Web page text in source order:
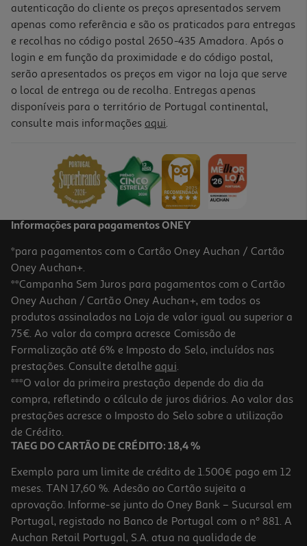
4.0
Smartphone Samsung Galaxy A16 128gb Cinzento
149,99 €
5.0
Smartphone Xiaomi Redmi 15c (6.9'' 4/256gb Blue)
149.99 €/un
149,99 €
autenticação do cliente os preços apresentados servem
apenas como referência e são os praticados para entregas
e recolhas no código postal 2650-435 Amadora. Após o
login e em função da proximidade e do código postal,
serão apresentados os preços em vigor na loja que serve
o local de entrega ou de recolha. Entregas apenas
disponíveis para o território de Portugal continental,
consulte mais informações aqui.
Informações para pagamentos ONEY
*para pagamentos com o Cartão Oney Auchan / Cartão
Oney Auchan+.
**Campanha Sem Juros para pagamentos com o Cartão
Oney Auchan / Cartão Oney Auchan+, em todos os
produtos assinalados na Loja de valor igual ou superior a
75€. Ao valor da compra acresce Comissão de
Formalização até 6% e Imposto do Selo, incluídos nas
prestações. Consulte detalhe aqui.
***O valor da primeira prestação depende do dia da
compra, refletindo o cálculo de juros diários. Ao valor das
prestações acresce o Imposto do Selo sobre a utilização
de Crédito.
TAEG DO CARTÃO DE CRÉDITO: 18,4 %
Exemplo para um limite de crédito de 1.500€ pago em 12
meses. TAN 17,60 %. Adesão ao Cartão sujeita a
aprovação. Informe-se junto do Oney Bank – Sucursal em
Portugal, registado no Banco de Portugal com o nº 881. A
Auchan Retail Portugal, S.A. atua na qualidade de